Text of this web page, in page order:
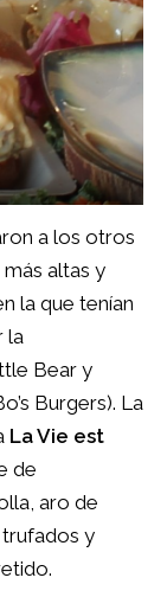
a los otros
altas y
la que tenían
la
Bear y
Burgers). La
La Vie est
de
aro de
y